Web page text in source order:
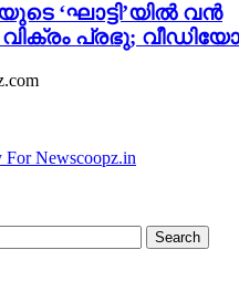
‘ഘാട്ടി’യിൽ വൻ
പ്രഭു;
For Newscoopz.in
Search